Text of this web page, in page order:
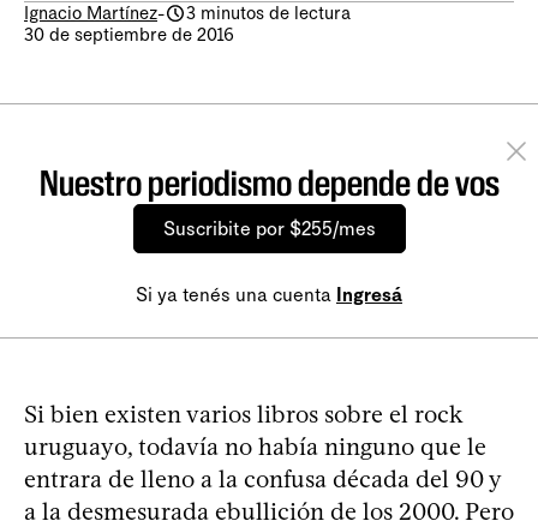
Ignacio Martínez-
3 minutos de lectura
30 de septiembre de 2016
Nuestro periodismo depende de vos
Suscribite por $255/mes
Si ya tenés una cuenta Ingresá
Si bien existen varios libros sobre el rock
uruguayo, todavía no había ninguno que le
entrara de lleno a la confusa década del 90 y
a la desmesurada ebullición de los 2000. Pero